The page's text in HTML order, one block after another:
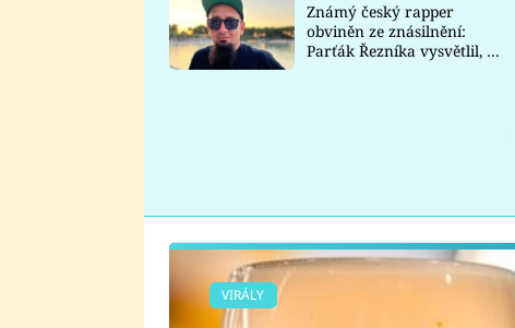
Známý český rapper
obviněn ze znásilnění:
Parťák Řezníka vysvětlil, co
VIRÁLY